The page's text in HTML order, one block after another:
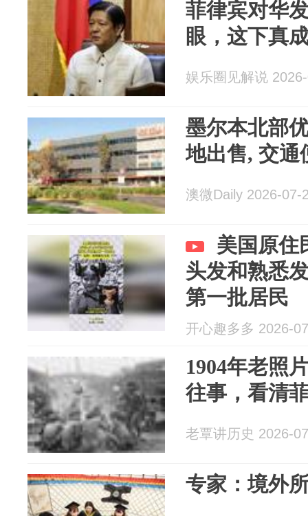
菲律宾对华
眼，这下真
娱乐圈见解说
墨尔本北部
地出售, 交通
澳微Daily 2026-07-
美国原住
头发和熟悉
第一批居民
开心趣多多 2026-
1904年老照
往事，看清
老覃讲历史 2026-
专家：境外